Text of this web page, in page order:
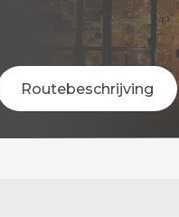
Routebeschrijving